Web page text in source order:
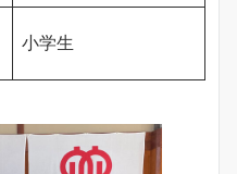
小学生